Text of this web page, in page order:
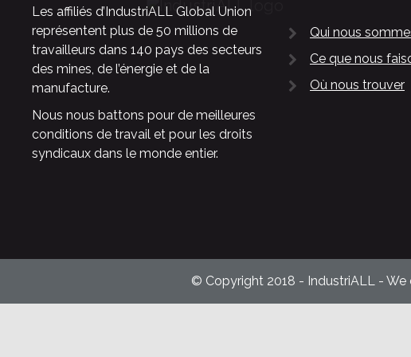
Les affiliés d’IndustriALL Global Union
représentent plus de 50 millions de
travailleurs dans 140 pays des secteurs
des mines, de l’énergie et de la
manufacture.
Nous nous battons pour de meilleures
conditions de travail et pour les droits
syndicaux dans le monde entier.
Qui nous
Ce que nous
Où nous trouver
© Copyright 2018 - IndustriALL -